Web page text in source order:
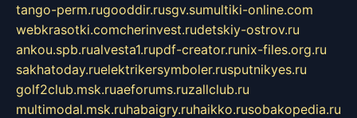
tango-perm.rugooddir.rusgv.sumultiki-online.com
webkrasotki.comcherinvest.rudetskiy-ostrov.ru
ankou.spb.rualvesta1.rupdf-creator.runix-files.org.ru
sakhatoday.ruelektrikersymboler.rusputnikyes.ru
golf2club.msk.ruaeforums.ruzallclub.ru
multimodal.msk.ruhabaigry.ruhaikko.rusobakopedia.ru